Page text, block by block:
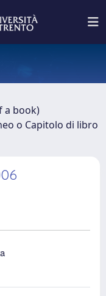
a book)
o Capitolo di libro